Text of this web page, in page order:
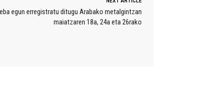
egun erregistratu ditugu Arabako metalgintzan
maiatzaren 18a, 24a eta 26rako